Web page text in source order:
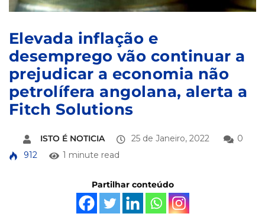
Elevada inflação e
desemprego vão continuar a
prejudicar a economia não
petrolífera angolana, alerta a
Fitch Solutions
ISTO É NOTICIA 25 de Janeiro, 2022
0
912
1 minute read
Partilhar conteúdo